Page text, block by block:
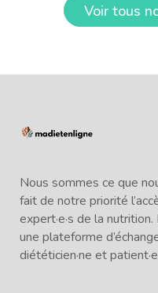
Voir tous
Nous sommes ce que
fait de notre priorité
expert·e·s de la
une plateforme
diététicien·ne et